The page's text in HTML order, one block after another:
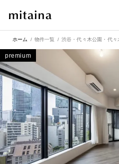
ホーム 物件一覧 渋谷・代々木公園・代々
premium